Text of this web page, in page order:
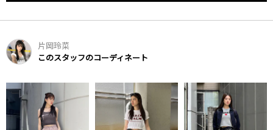
片岡玲菜
このスタッフのコーディネート